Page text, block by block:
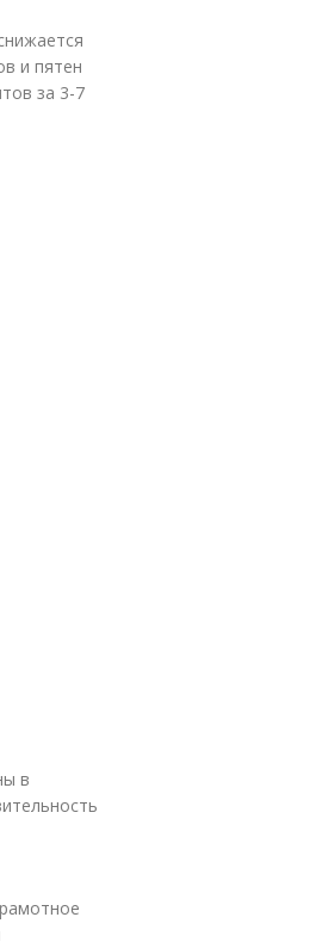
и пятен
за 3-7
в